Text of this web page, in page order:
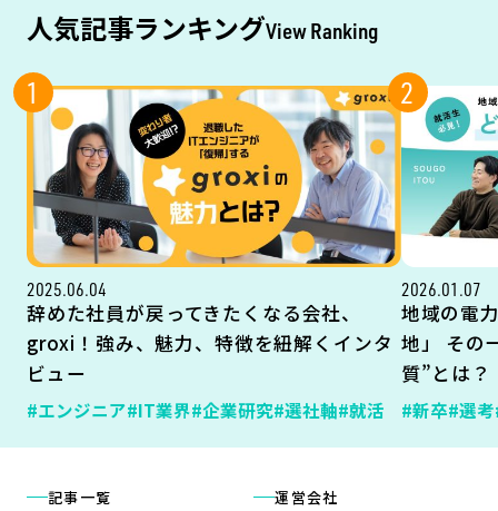
人気記事ランキングView Ranking
1
2025.06.04
辞めた社員が戻ってきたくなる会社、
groxi！強み、魅力、特徴を紐解くインタ
ビュー
#エンジニア#IT業界#企業研究#選社軸#就活
2
2026.01.07
地域の電
地」 その
質”とは？
#新卒#選考
記事一覧 運営会社